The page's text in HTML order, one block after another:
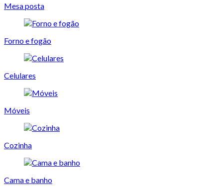
Mesa posta
Forno e fogão
Celulares
Móveis
Cozinha
Cama e banho